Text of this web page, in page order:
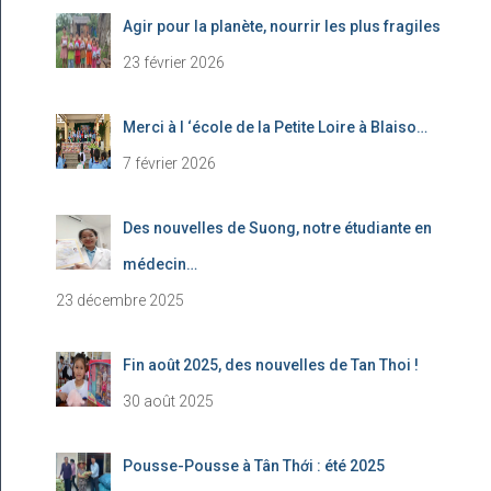
Agir pour la planète, nourrir les plus fragiles
23 février 2026
Merci à l ‘école de la Petite Loire à Blaiso…
7 février 2026
Des nouvelles de Suong, notre étudiante en
médecin…
23 décembre 2025
Fin août 2025, des nouvelles de Tan Thoi !
30 août 2025
Pousse-Pousse à Tân Thới : été 2025